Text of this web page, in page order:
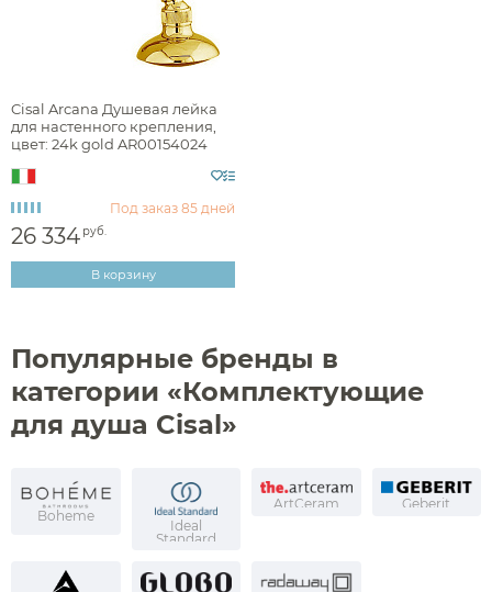
Избранное
Полки-ниши
Сушилки для рук
Фены и держатели
Диспенсеры ватных дисков
Душевые форсунки
Комплектующие для душа
Cisal Arcana Душевая лейка
для настенного крепления,
цвет: 24k gold AR00154024
Под заказ 85 дней
26 334 руб.
В корзину
Популярные бренды в
категории «Комплектующие
для душа Cisal»
Boheme
Ideal
Standard
ArtCeram Geberit